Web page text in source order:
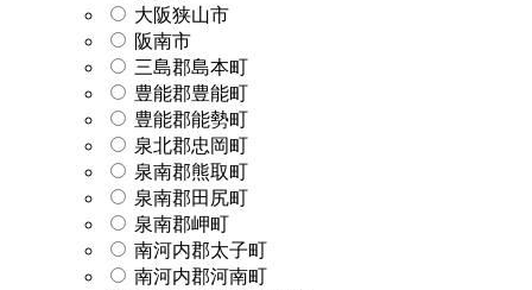
大阪狭山市
阪南市
三島郡島本町
豊能郡豊能町
豊能郡能勢町
泉北郡忠岡町
泉南郡熊取町
泉南郡田尻町
泉南郡岬町
南河内郡太子町
南河内郡河南町